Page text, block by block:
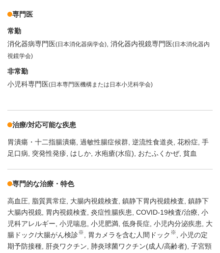
専門医
常勤
消化器病専門医(日本消化器病学会) 消化器内視鏡専門医(日本消化器内
視鏡学会)
非常勤
小児科専門医(日本専門医機構または日本小児科学会)
治療/対応可能な疾患
胃潰瘍・十二指腸潰瘍 過敏性腸症候群 逆流性食道炎 花粉症 手
足口病
突発性発疹 はしか 水疱瘡(水痘) おたふくかぜ 貧血
専門的な治療・特色
高血圧 脂質異常症 大腸内視鏡検査 鎮静下胃内視鏡検査 鎮静下
大腸内視鏡
胃内視鏡検査 炎症性腸疾患 COVID-19検査/治療 小
児科アレルギー 小児喘息 小児肥満 低身長症 小児内分泌疾患
大
腸ドック/大腸がん検診※ 胃カメラを含む人間ドック ※
小児の定
期予防接種 肝炎ワクチン 肺炎球菌ワクチン(成人/高齢者) 子宮頸